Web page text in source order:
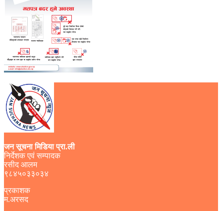
जन सूचना मिडिया प्रा.ली
निर्देशक एवं सम्पादक
रसीद आलम
९८४५०३३०३४
प्रकाशक
म.अरसद